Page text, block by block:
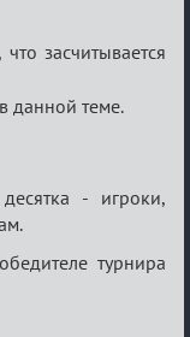
засчитывается
данной теме.
- игроки,
турнира